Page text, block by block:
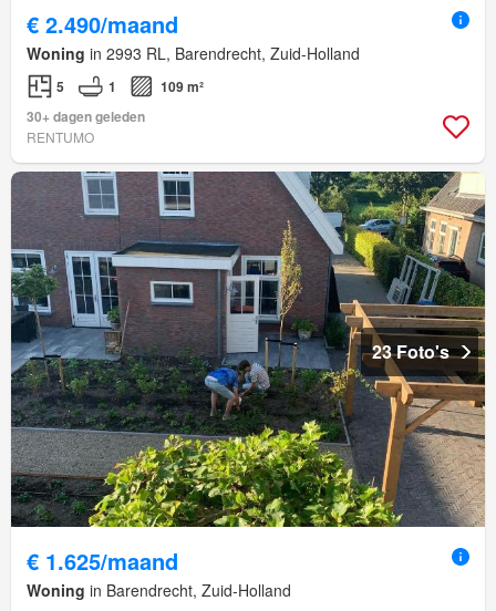
€ 2.490/maand
Woning in 2993 RL, Barendrecht, Zuid-Holland
5 1
109 m²
30+ dagen geleden
RENTUMO
23 Foto's
€ 1.625/maand
Woning in Barendrecht, Zuid-Holland